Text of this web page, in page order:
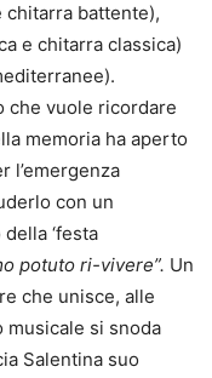
chitarra battente),
e chitarra classica)
che vuole ricordare
memoria ha aperto
l’emergenza
con un
‘festa
potuto ri-vivere”. Un
che unisce, alle
musicale si snoda
Salentina suo